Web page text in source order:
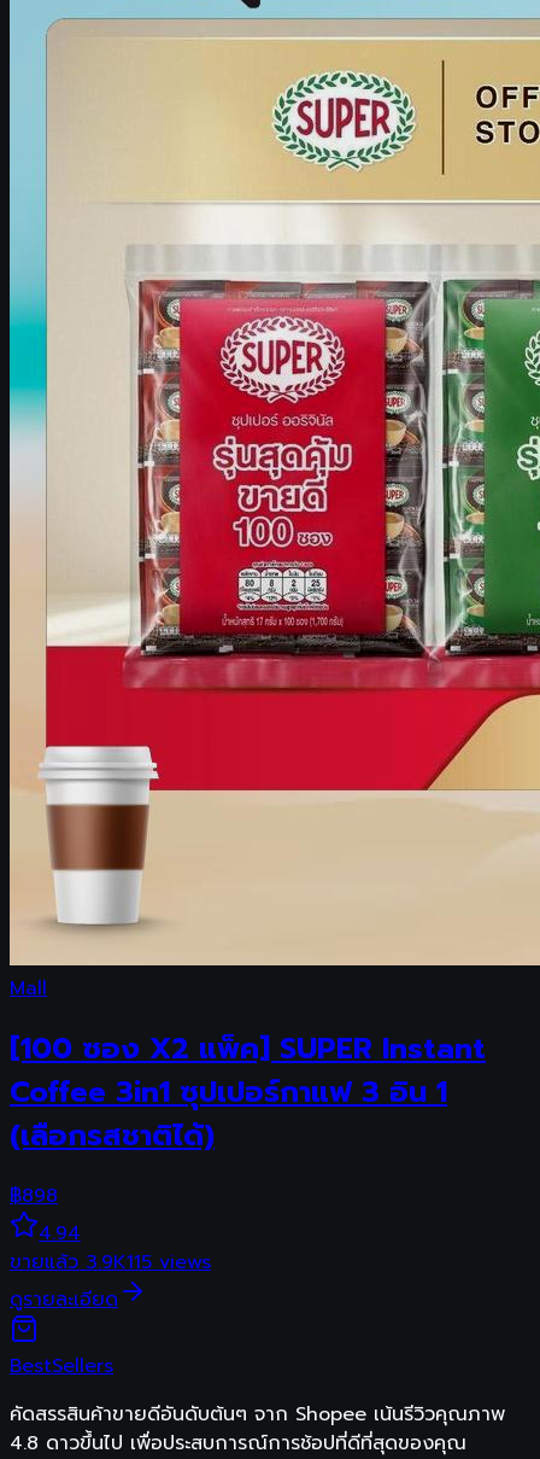
Mall
[100 ซอง X2 แพ็ค] SUPER Instant
Coffee 3in1 ซุปเปอร์กาแฟ 3 อิน 1
(เลือกรสชาติได้)
฿898
4.94
ขายแล้ว 3.9K115 views
ดูรายละเอียด
BestSellers
คัดสรรสินค้าขายดีอันดับต้นๆ จาก Shopee เน้นรีวิวคุณภาพ
4.8 ดาวขึ้นไป เพื่อประสบการณ์การช้อปที่ดีที่สุดของคุณ